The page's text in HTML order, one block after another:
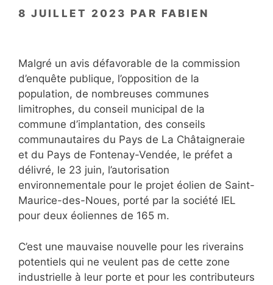
8 JUILLET 2023 PAR FABIEN
Malgré un avis défavorable de la commission
d’enquête publique, l’opposition de la
population, de nombreuses communes
limitrophes, du conseil municipal de la
commune d’implantation, des conseils
communautaires du Pays de La Châtaigneraie
et du Pays de Fontenay-Vendée, le préfet a
délivré, le 23 juin, l’autorisation
environnementale pour le projet éolien de Saint-
Maurice-des-Noues, porté par la société IEL
pour deux éoliennes de 165 m.
C’est une mauvaise nouvelle pour les riverains
potentiels qui ne veulent pas de cette zone
industrielle à leur porte et pour les contributeurs